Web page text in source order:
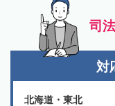
司
対
北海道・東北